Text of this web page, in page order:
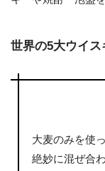
世界の5大ウイス
大麦のみを使
絶妙に混ぜ合